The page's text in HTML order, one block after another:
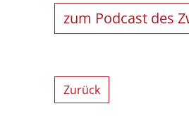
zum Podcast des
Zurück